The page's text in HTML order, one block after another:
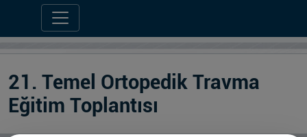
21. Temel Ortopedik Travma
Eğitim Toplantısı